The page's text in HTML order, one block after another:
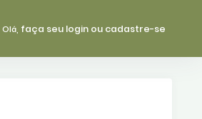
Olá, faça seu login ou cadastre-se